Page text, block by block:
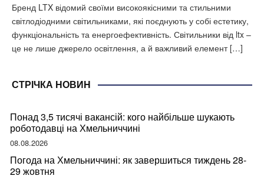
Бренд LTX відомий своїми високоякісними та стильними
світлодіодними світильниками, які поєднують у собі естетику,
функціональність та енергоефективність. Світильники від ltx –
це не лише джерело освітлення, а й важливий елемент […]
СТРІЧКА НОВИН
Понад 3,5 тисячі вакансій: кого найбільше шукають
роботодавці на Хмельниччині
08.08.2026
Погода на Хмельниччині: як завершиться тиждень 28-
29 жовтня